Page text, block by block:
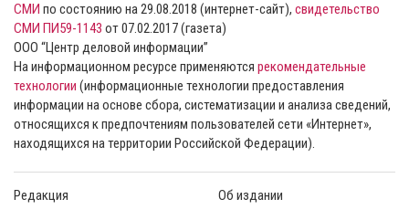
СМИ по состоянию на 29.08.2018 (интернет-сайт), свидетельство
СМИ ПИ59-1143 от 07.02.2017 (газета)
ООО “Центр деловой информации”
На информационном ресурсе применяются рекомендательные
технологии (информационные технологии предоставления
информации на основе сбора, систематизации и анализа сведений,
относящихся к предпочтениям пользователей сети «Интернет»,
находящихся на территории Российской Федерации).
Редакция Об издании